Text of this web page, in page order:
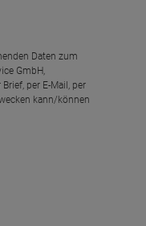
Daten zum
GmbH,
per E-Mail, per
kann/können